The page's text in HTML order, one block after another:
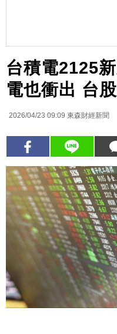
台積電2125
電也衝出 台
2026/04/23 09:09 東森財經新聞